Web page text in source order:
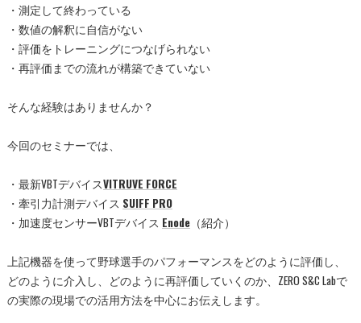
・測定して終わっている
・数値の解釈に自信がない
・評価をトレーニングにつなげられない
・再評価までの流れが構築できていない
そんな経験はありませんか？
今回のセミナーでは、
・最新VBTデバイスVITRUVE FORCE
・牽引力計測デバイス SUIFF PRO
・加速度センサーVBTデバイス Enode（紹介）
上記機器を使って野球選手のパフォーマンスをどのように評価し、
どのように介入し、どのように再評価していくのか、ZERO S&C Labで
の実際の現場での活用方法を中心にお伝えします。